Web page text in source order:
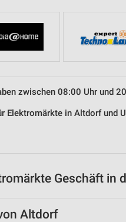
zwischen 08:00 Uhr und
Elektromärkte in Altdorf und
Geschäft in
Altdorf